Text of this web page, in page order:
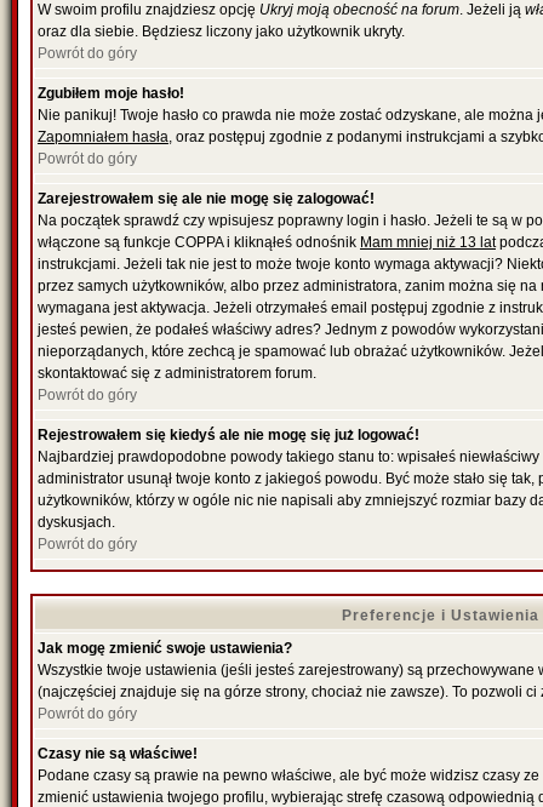
W swoim profilu znajdziesz opcję Ukryj moją obecność na forum. Jeżeli ją
oraz dla siebie. Będziesz liczony jako użytkownik ukryty.
Powrót do góry
Zgubiłem moje hasło!
Nie panikuj! Twoje hasło co prawda nie może zostać odzyskane, ale
Zapomniałem hasła, oraz postępuj zgodnie z podanymi instrukcjami a
Powrót do góry
Zarejestrowałem się ale nie mogę się zalogować!
Na początek sprawdź czy wpisujesz poprawny login i hasło. Jeżeli te są w
włączone są funkcje COPPA i kliknąłeś odnośnik Mam mniej niż 13 lat
instrukcjami. Jeżeli tak nie jest to może twoje konto wymaga aktywacji?
przez samych użytkowników, albo przez administratora, zanim można się
wymagana jest aktywacja. Jeżeli otrzymałeś email postępuj zgodnie z
jesteś pewien, że podałeś właściwy adres? Jednym z powodów
nieporządanych, które zechcą je spamować lub obrażać użytkowników.
skontaktować się z administratorem forum.
Powrót do góry
Rejestrowałem się kiedyś ale nie mogę się już logować!
Najbardziej prawdopodobne powody takiego stanu to: wpisałeś
administrator usunął twoje konto z jakiegoś powodu. Być może stało się
użytkowników, którzy w ogóle nic nie napisali aby zmniejszyć rozmiar bazy
dyskusjach.
Powrót do góry
Preferencje i
Jak mogę zmienić swoje ustawienia?
Wszystkie twoje ustawienia (jeśli jesteś zarejestrowany) są
(najczęściej znajduje się na górze strony, chociaż nie zawsze). To pozwoli
Powrót do góry
Czasy nie są właściwe!
Podane czasy są prawie na pewno właściwe, ale być może widzisz czasy
zmienić ustawienia twojego profilu, wybierając strefę czasową